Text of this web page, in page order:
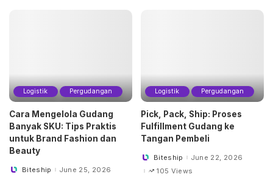
Logistik Pergudangan
Cara Mengelola Gudang
Banyak SKU: Tips Praktis
untuk Brand Fashion dan
Beauty
PostedBiteship
June 25, 2026
Logistik Pergudangan
Pick, Pack, Ship: Proses
Fulfillment Gudang ke
Tangan Pembeli
PostedBiteship
June 22, 2026
105 Views